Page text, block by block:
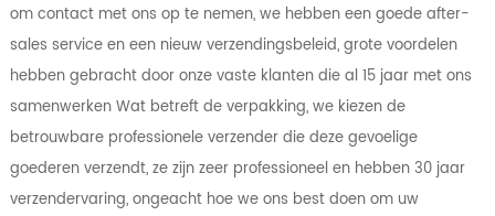
om contact met ons op te nemen, we hebben een goede after-
sales service en een nieuw verzendingsbeleid, grote voordelen
hebben gebracht door onze vaste klanten die al 15 jaar met ons
samenwerken Wat betreft de verpakking, we kiezen de
betrouwbare professionele verzender die deze gevoelige
goederen verzendt, ze zijn zeer professioneel en hebben 30 jaar
verzendervaring, ongeacht hoe we ons best doen om uw